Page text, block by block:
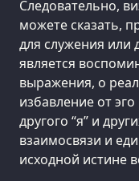
Следовательно,
можете сказать,
для служения или
является
выражения, о
избавление от
другого “я” и
взаимосвязи и
исходной истине